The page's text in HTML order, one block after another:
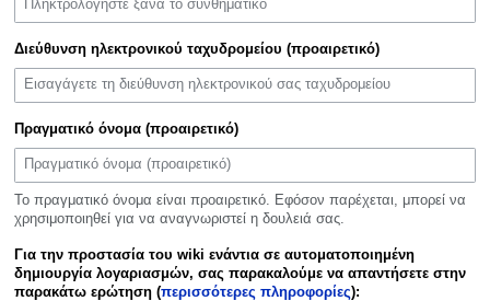
Διεύθυνση ηλεκτρονικού ταχυδρομείου (προαιρετικό)
Πραγματικό όνομα (προαιρετικό)
Το πραγματικό όνομα είναι προαιρετικό. Εφόσον παρέχεται, μπορεί να
χρησιμοποιηθεί για να αναγνωριστεί η δουλειά σας.
Για την προστασία του wiki ενάντια σε αυτοματοποιημένη
δημιουργία λογαριασμών, σας παρακαλούμε να απαντήσετε στην
παρακάτω ερώτηση (περισσότερες πληροφορίες):